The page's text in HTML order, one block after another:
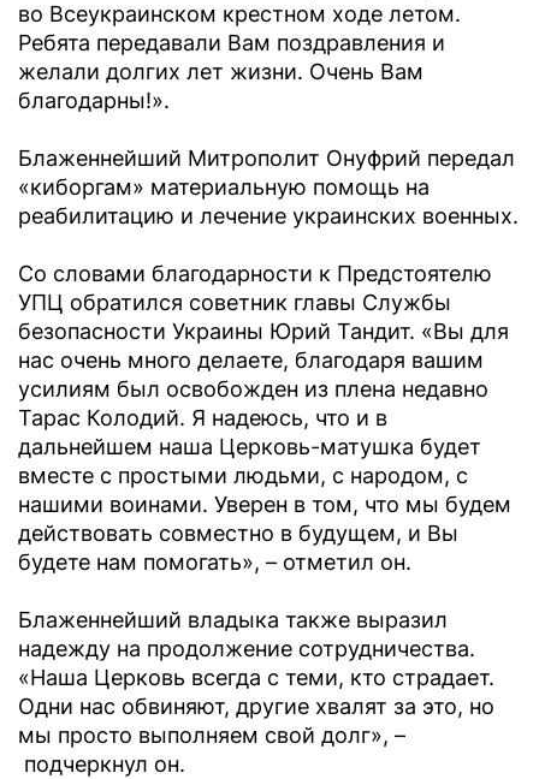
во Всеукраинском крестном ходе летом.
Ребята передавали Вам поздравления и
желали долгих лет жизни. Очень Вам
благодарны!».
Блаженнейший Митрополит Онуфрий передал
«киборгам» материальную помощь на
реабилитацию и лечение украинских военных.
Со словами благодарности к Предстоятелю
УПЦ обратился советник главы Службы
безопасности Украины Юрий Тандит. «Вы для
нас очень много делаете, благодаря вашим
усилиям был освобожден из плена недавно
Тарас Колодий. Я надеюсь, что и в
дальнейшем наша Церковь-матушка будет
вместе с простыми людьми, с народом, с
нашими воинами. Уверен в том, что мы будем
действовать совместно в будущем, и Вы
будете нам помогать», – отметил он.
Блаженнейший владыка также выразил
надежду на продолжение сотрудничества.
«Наша Церковь всегда с теми, кто страдает.
Одни нас обвиняют, другие хвалят за это, но
мы просто выполняем свой долг», –
подчеркнул он.